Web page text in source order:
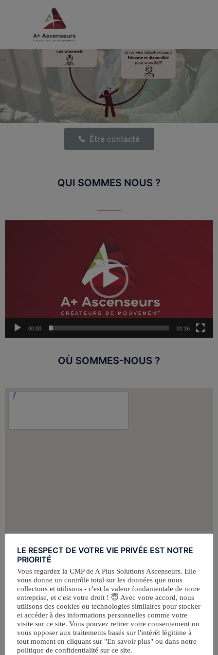
Être contacté
QUI SOMMES NOUS ?
00:00 01:16
OÙ SOMMES-NOUS ?
LE RESPECT DE VOTRE VIE PRIVÉE EST NOTRE
PRIORITÉ
Vous regardez la CMP de A Plus Solutions Ascenseurs. Elle
vous donne un contrôle total sur les données que nous
collectons et utilisons - c'est la valeur fondamentale de notre
entreprise, et c'est votre droit ! 😇 Avec votre accord, nous
utilisons des cookies ou technologies similaires pour stocker
et accéder à des informations personnelles comme votre
visite sur ce site. Vous pouvez retirer votre consentement ou
vous opposer aux traitements basés sur l'intérêt légitime à
tout moment en cliquant sur "En savoir plus" ou dans notre
politique de confidentialité sur ce site.